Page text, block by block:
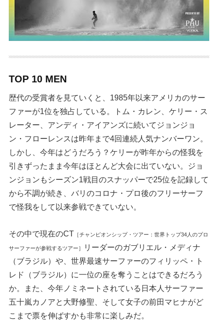
TOP 10 MEN
歴代の受賞者を見ていくと、1985年以来アメリカのサー
ファーが1位を独占している。トム・カレン、ケリー・ス
レーター、アンディ・アイアンズに続いてジョンジョ
ン・フローレンスは昨年まで4回連続人気ナンバーワン。
しかし、今年はどうだろう？ケリーが昨年からの怪我を
引きずったまま今年はほとんど大会に出ていない。ジョ
ンジョンもシーズン1戦目のスナッパーで25位を記録して
から不調が続き、バリのコロナ・プロ後のフリーサーフ
で怪我をして以来参戦できていない。
その中で現在のCT ［チャンピオンシップ・ツアー：世界トップ34人のプロ
サーファーが参戦するツアー］
リーダーのガブリエル・メディナ
（ブラジル）や、世界最速サーファーのフィリッペ・ト
レド（ブラジル）に一位の座を奪うことはできるだろう
か。また、今年ノミネートされている日本人サーファー
五十嵐カノアと大野修聖、そして女子の前田マヒナがど
こまで票を伸ばすかも非常に楽しみだ。